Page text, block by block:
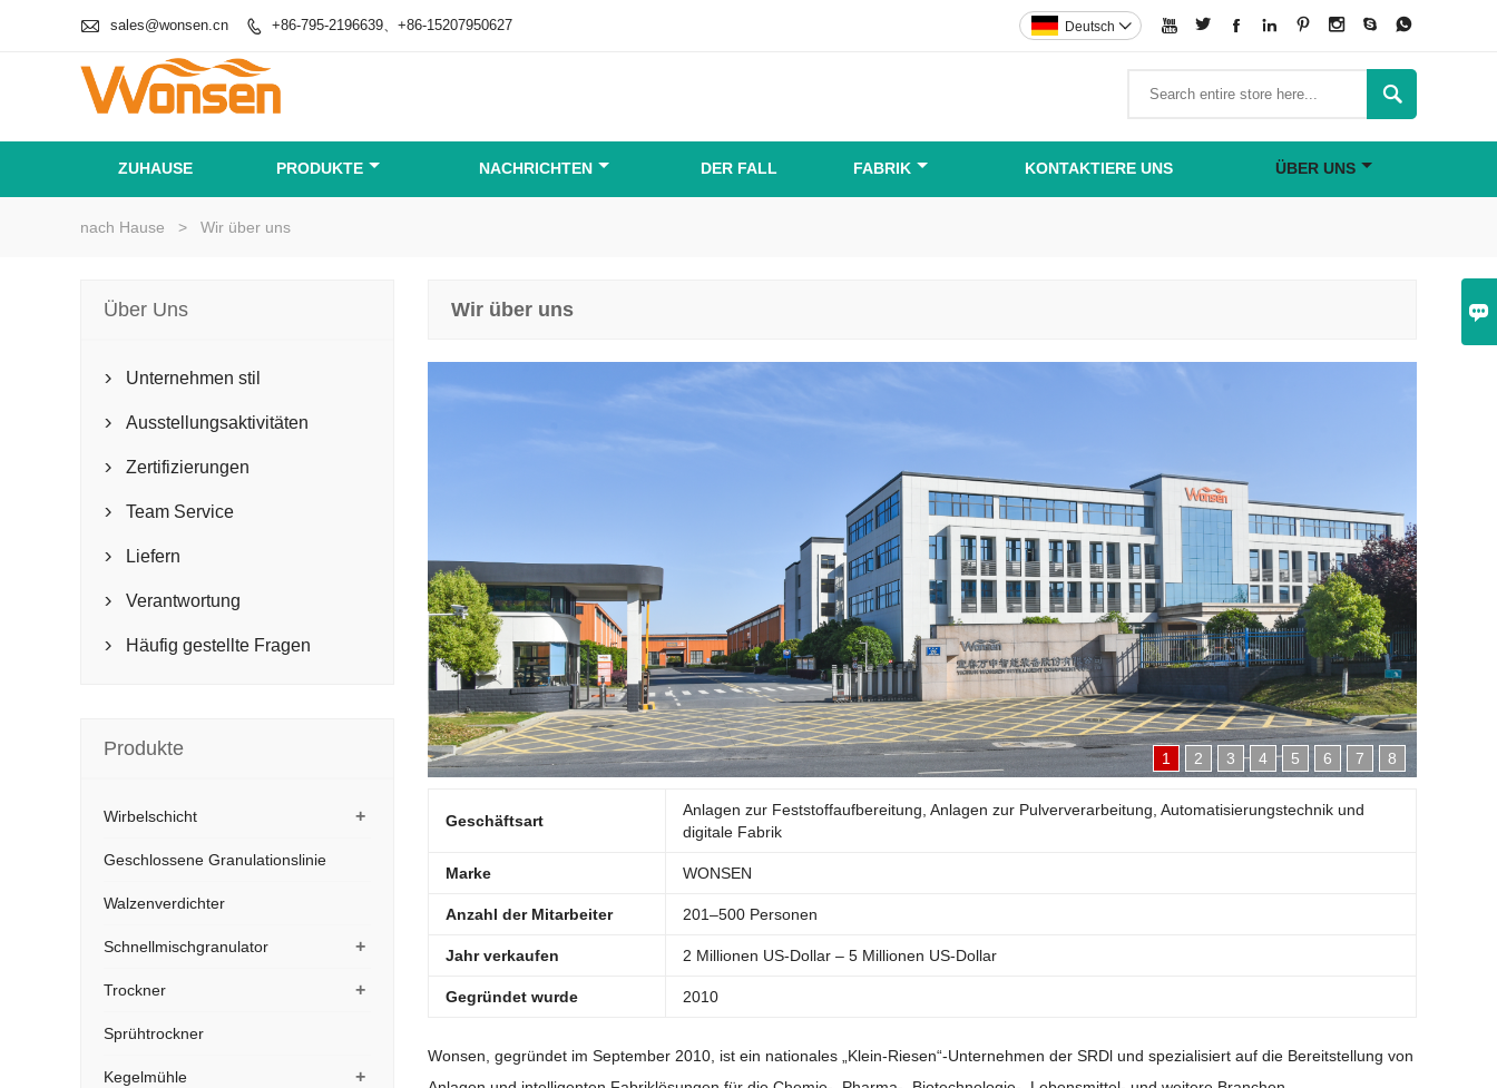

 sales@wonsen.cn  +86-795-2196639、+86-15207950627        
Deutsch 

ZUHAUSE PRODUKTE NACHRICHTEN DER FALL FABRIK KONTAKTIERE UNS ÜBER UNS
nach Hause > Wir über uns
Wir über uns
Geschäftsart
Anlagen zur Feststoffaufbereitung, Anlagen zur Pulververarbeitung, Automatisierungstechnik und
Über Uns
 Unternehmen stil
 Ausstellungsaktivitäten
 Zertifizierungen
 Team Service
 Liefern
 Verantwortung
 Häufig gestellte Fragen
Produkte
+
Wirbelschicht
Geschlossene Granulationslinie
Walzenverdichter
+
Schnellmischgranulator
+
Trockner
Sprühtrockner
+
Kegelmühle